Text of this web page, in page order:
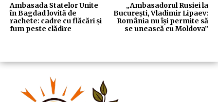
Ambasada Statelor Unite
în Bagdad lovită de
rachete: cadre cu flăcări și
fum peste clădire
„Ambasadorul Rusiei la
Bucureşti, Vladimir Lipaev:
România nu îşi permite să
se unească cu Moldova”